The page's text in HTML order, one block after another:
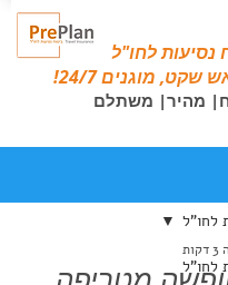
נסיעות לחו"ל
שקט, מוגנים 24/7!
מהיר| משתלם
לחו"ל
לחו"ל